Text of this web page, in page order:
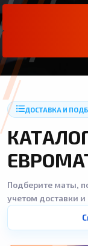
ДОСТАВКА И
Подберите маты,
учетом доставки